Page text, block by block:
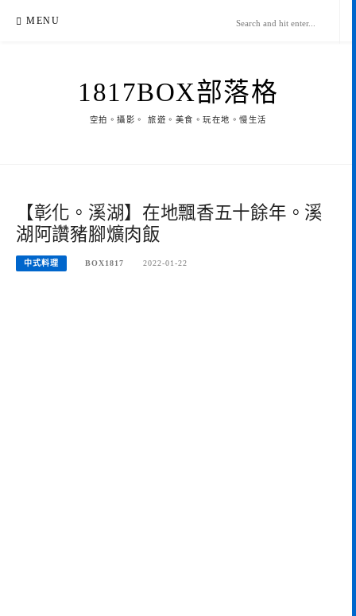
MENU
1817BOX部落格
空拍。攝影。 旅遊。美食。玩在地。慢生活
【彰化。溪湖】在地飄香五十餘年。溪
湖阿讚豬腳爌肉飯
中式料理 BOX1817 2022-01-22